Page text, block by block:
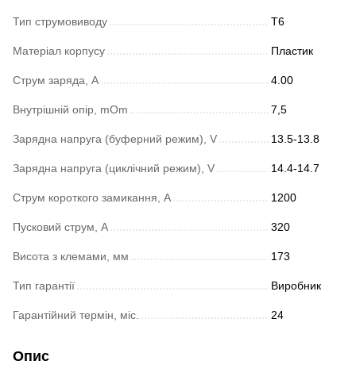
Тип струмовиводу T6
Матеріал корпусу Пластик
Струм заряда, А 4.00
Внутрішній опір, mOm 7,5
Зарядна напруга (буферний режим), V 13.5-13.8
Зарядна напруга (циклічний режим), V 14.4-14.7
Струм короткого замикання, A 1200
Пусковий струм, А 320
Висота з клемами, мм 173
Тип гарантії Виробник
Гарантійний термін, міс. 24
Опис